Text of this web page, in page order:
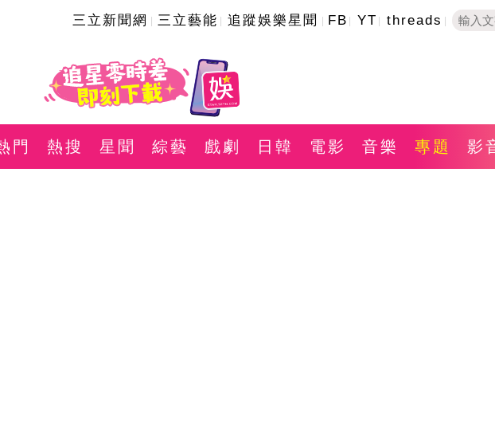
三立新聞網 三立藝能 追蹤娛樂星聞 FB YT threads
門 熱搜 星聞 綜藝 戲劇 日韓 電影 音樂 專題 影